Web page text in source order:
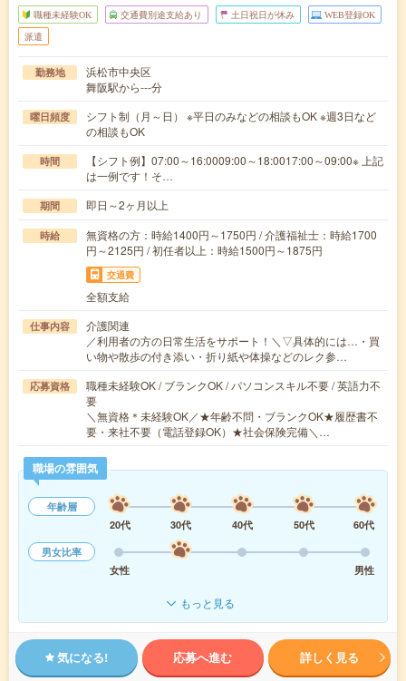
職種未経験OK 交通費別途支給あり 土日祝日が休み WEB登録OK
派遣
勤務地
浜松市中央区
舞阪駅から---分
曜日頻度
シフト制（月～日） ※平日のみなどの相談もOK ※週3日など
の相談もOK
時間
【シフト例】07:00～16:0009:00～18:0017:00～09:00※ 上記
は一例です！そ…
期間 即日～2ヶ月以上
時給
無資格の方：時給1400円～1750円 / 介護福祉士：時給1700
円～2125円 / 初任者以上：時給1500円～1875円
交通費
全額支給
仕事内容
介護関連
／利用者の方の日常生活をサポート！＼▽具体的には…・買
い物や散歩の付き添い・折り紙や体操などのレク参…
応募資格
職種未経験OK / ブランクOK / パソコンスキル不要 / 英語力不
要
＼無資格＊未経験OK／★年齢不問・ブランクOK★履歴書不
要・来社不要（電話登録OK）★社会保険完備＼…
職場の雰囲気
年齢層
20代
30代 40代 50代
60代
男女比率
女性
男性
もっと見る
気になる! 応募へ進む 詳しく見る